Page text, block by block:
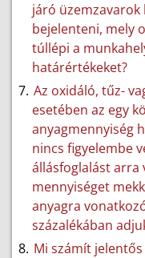
járó üzemzavarok
bejelenteni, mely
túllépi a
határértékeket?
Az oxidáló, tűz-
esetében az egy
anyagmennyiség
nincs figyelembe
állásfoglalást arra
mennyiséget
anyagra
százalékában
Mi számít